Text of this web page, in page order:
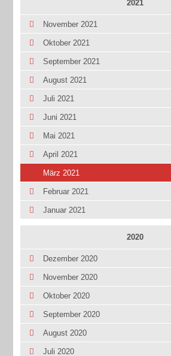
2021
November 2021
Oktober 2021
September 2021
August 2021
Juli 2021
Juni 2021
Mai 2021
April 2021
März 2021
Februar 2021
Januar 2021
2020
Dezember 2020
November 2020
Oktober 2020
September 2020
August 2020
Juli 2020